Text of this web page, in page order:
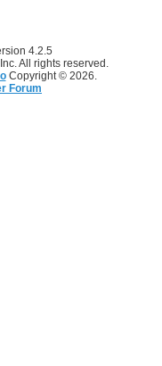
4.2.5
All rights reserved.
Copyright © 2026.
Forum